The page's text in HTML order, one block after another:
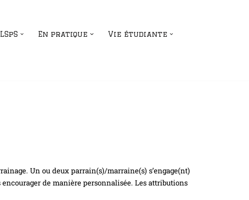
En pratique
Vie étudiante
Un ou deux parrain(s)/marraine(s) s’engage(nt)
de manière personnalisée. Les attributions